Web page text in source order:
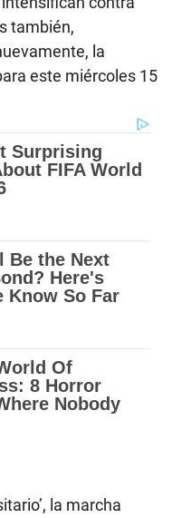
también,
la
este miércoles 15
la marcha